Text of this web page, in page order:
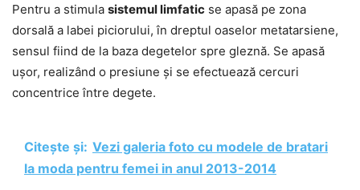
Pentru a stimula sistemul limfatic se apasă pe zona
dorsală a labei piciorului, în dreptul oaselor metatarsiene,
sensul fiind de la baza degetelor spre gleznă. Se apasă
ușor, realizând o presiune și se efectuează cercuri
concentrice între degete.
Citește și: Vezi galeria foto cu modele de bratari
la moda pentru femei in anul 2013-2014